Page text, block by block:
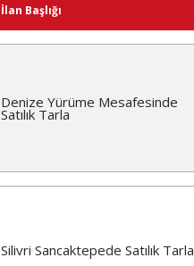
İlan Başlığı
Denize Yürüme Mesafesinde
Satılık Tarla
Silivri Sancaktepede Satılık Tarla